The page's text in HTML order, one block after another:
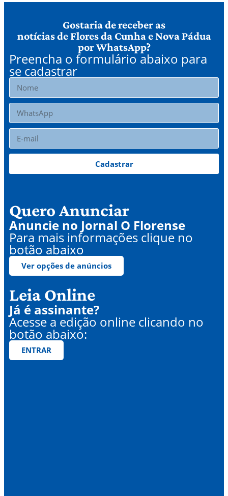
Gostaria de receber as
notícias de Flores da Cunha e Nova Pádua
por WhatsApp?
Preencha o formulário abaixo para
se cadastrar
Cadastrar
Quero Anunciar
Anuncie no Jornal O Florense
Para mais informações clique no
botão abaixo
Ver opções de anúncios
Leia Online
Já é assinante?
Acesse a edição online clicando no
botão abaixo:
ENTRAR